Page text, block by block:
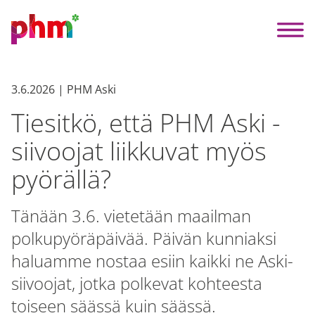
3.6.2026 | PHM Aski
Tiesitkö, että PHM Aski -
siivoojat liikkuvat myös
pyörällä?
Tänään 3.6. vietetään maailman
polkupyöräpäivää. Päivän kunniaksi
haluamme nostaa esiin kaikki ne Aski-
siivoojat, jotka polkevat kohteesta
toiseen säässä kuin säässä.